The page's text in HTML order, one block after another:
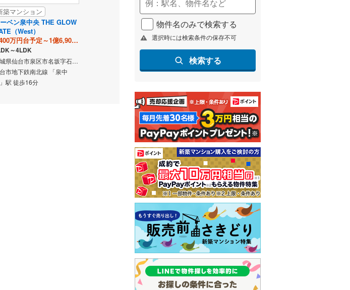
築マンション
ベン泉中央 THE GLOW
（West）
3,400万円台予定～1億6,900万円台予定
～4LDK
宮城県仙台市泉区市名坂字石止44-2（地番）
市地下鉄南北線 「泉中
駅 徒歩16分
プラウド泉中央フロント
4,598万円～6,548万円
宮城県仙台市泉区泉中央2丁目11番3（地番）
新築マンション
ノブレス泉中央EAST
4,790万円～6,690万円
3LDK・4LDK
仙台市地下鉄南北線 「泉中
央」駅 徒歩22分 （又は「住宅
物件名のみで検索する
選択時には検索条件の保存不可
検索する